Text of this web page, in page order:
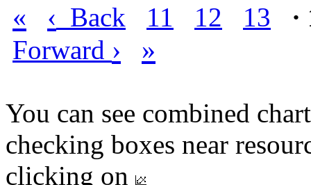
« ‹ Back 11 12 13
·
Forward › »
You can see combined
checking boxes near
clicking on